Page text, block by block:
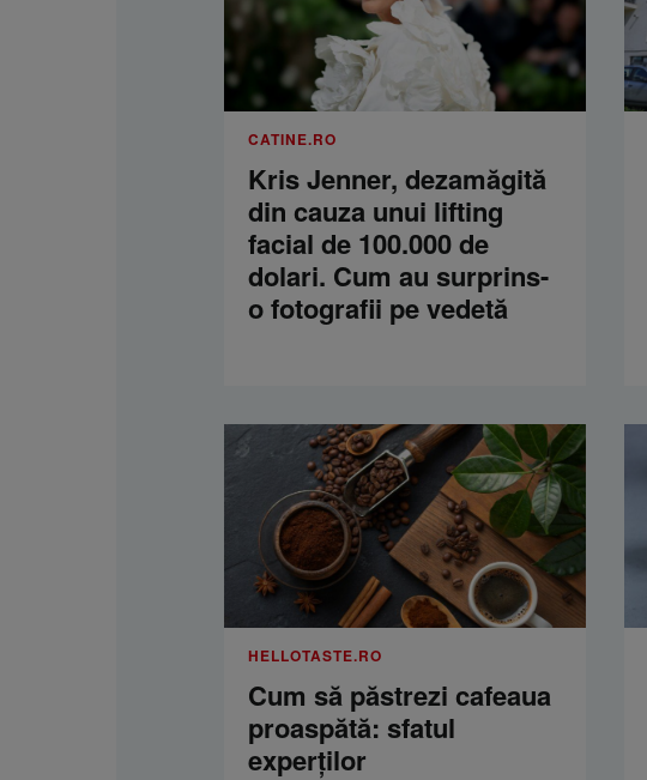
CATINE.RO
Kris Jenner, dezamăgită
din cauza unui lifting
facial de 100.000 de
dolari. Cum au surprins-
o fotografii pe vedetă
HELLOTASTE.RO
Cum să păstrezi cafeaua
proaspătă: sfatul
experților